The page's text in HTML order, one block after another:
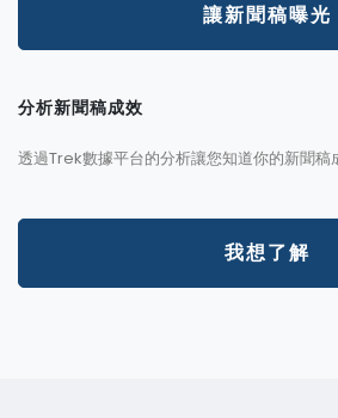
讓新聞稿曝光
分析新聞稿成效
透過Trek數據平台的分析讓您知道你的新聞稿
我想了解